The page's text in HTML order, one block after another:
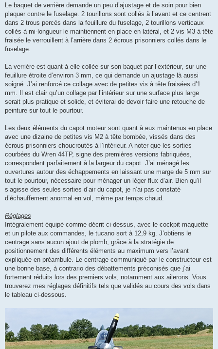
Le baquet de verrière demande un peu d’ajustage et de soin pour bien
plaquer contre le fuselage. 2 tourillons sont collés à l’avant et ce centrent
dans 2 trous percés dans la feuillure du fuselage, 2 tourillons verticaux
collés à mi-longueur le maintiennent en place en latéral, et 2 vis M3 à tête
fraisée le verrouillent à l’arrière dans 2 écrous prisonniers collés dans le
fuselage.
La verrière est quant à elle collée sur son baquet par l’extérieur, sur une
feuillure étroite d’environ 3 mm, ce qui demande un ajustage là aussi
soigné. J’ai renforcé ce collage avec de petites vis à tête fraisées d’1
mm. Il est clair qu’un collage par l’intérieur sur une surface plus large
serait plus pratique et solide, et éviterai de devoir faire une retouche de
peinture sur tout le pourtour.
Les deux éléments du capot moteur sont quant à eux maintenus en place
avec une dizaine de petites vis M2 à tête bombée, vissés dans des
écrous prisonniers choucroutés à l’intérieur. A noter que les sorties
courbées du Wren 44TP, signe des premières versions fabriquées,
correspondent parfaitement à la largeur du capot. J’ai ménagé les
ouvertures autour des échappements en laissant une marge de 5 mm sur
tout le pourtour, nécessaire pour ménager un léger flux d’air. Bien qu’il
s’agisse des seules sorties d’air du capot, je n’ai pas constaté
d’échauffement anormal en vol, même par temps chaud.
Réglages
Intégralement équipé comme décrit ci-dessus, avec le cockpit maquette
et un pilote aux commandes, le tucano sort à 12,9 kg. J’obtiens le
centrage sans aucun ajout de plomb, grâce à la stratégie de
positionnement des différents éléments au maximum vers l’avant
expliquée en préambule. Le centrage communiqué par le constructeur est
une bonne base, à contrario des débattements préconisés que j’ai
fortement réduits lors des premiers vols, notamment aux ailerons. Vous
trouverez mes réglages définitifs tels que validés au cours des vols dans
le tableau ci-dessous.